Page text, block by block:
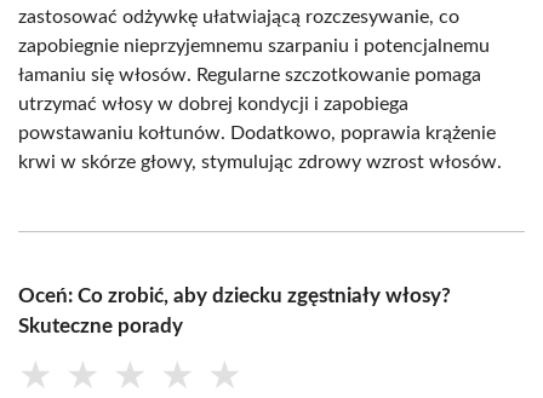
zastosować odżywkę ułatwiającą rozczesywanie, co
zapobiegnie nieprzyjemnemu szarpaniu i potencjalnemu
łamaniu się włosów. Regularne szczotkowanie pomaga
utrzymać włosy w dobrej kondycji i zapobiega
powstawaniu kołtunów. Dodatkowo, poprawia krążenie
krwi w skórze głowy, stymulując zdrowy wzrost włosów.
Oceń: Co zrobić, aby dziecku zgęstniały włosy?
Skuteczne porady
★ ★ ★ ★ ★